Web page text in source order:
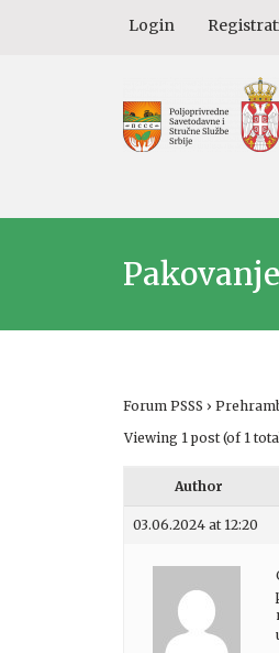
Login
Forum PSSS ›
Viewing 1 post (of 1
Author
03.06.2024 at 12:20